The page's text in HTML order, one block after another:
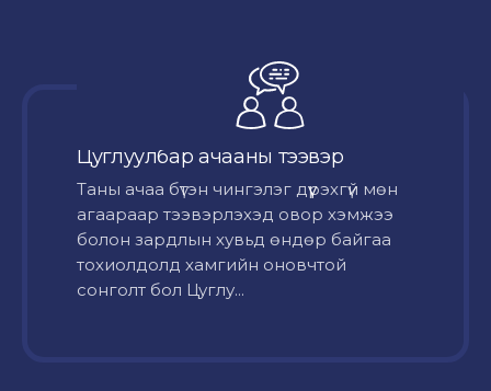
Цуглуулбар ачааны тээвэр
Таны ачаа бүтэн чингэлэг дүүрэхгүй мөн
агаараар тээвэрлэхэд овор хэмжээ
болон зардлын хувьд өндөр байгаа
тохиолдолд хамгийн оновчтой
сонголт бол Цуглу...